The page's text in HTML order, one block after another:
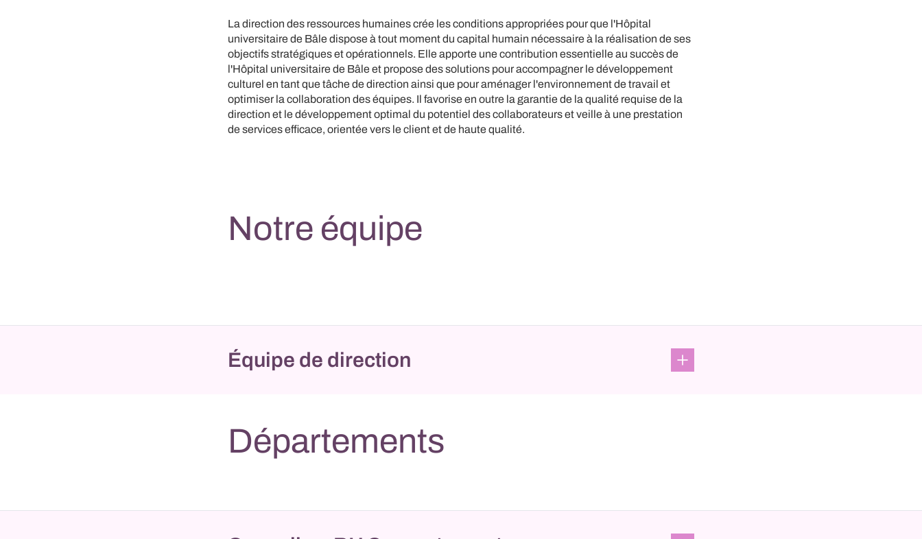
La direction des ressources humaines crée les conditions appropriées pour que l'Hôpital
universitaire de Bâle dispose à tout moment du capital humain nécessaire à la réalisation de ses
objectifs stratégiques et opérationnels. Elle apporte une contribution essentielle au succès de
l'Hôpital universitaire de Bâle et propose des solutions pour accompagner le développement
culturel en tant que tâche de direction ainsi que pour aménager l'environnement de travail et
optimiser la collaboration des équipes. Il favorise en outre la garantie de la qualité requise de la
direction et le développement optimal du potentiel des collaborateurs et veille à une prestation
de services efficace, orientée vers le client et de haute qualité.
Notre équipe
Équipe de direction
Départements